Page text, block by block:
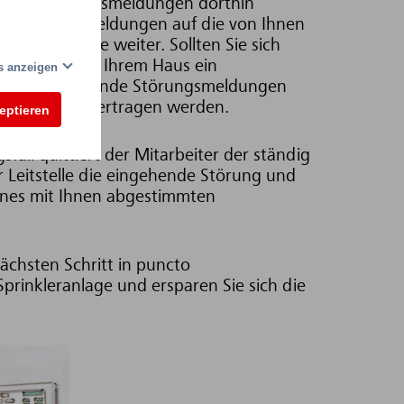
anzeigen
von Störungsmeldungen dorthin
wir die Meldungen auf die von Ihnen
Leitstelle weiter. Sollten Sie sich
wir in Ihrem Haus ein
auflaufende Störungsmeldungen
Leitstelle übertragen werden.
quittiert der Mitarbeiter der ständig
Leitstelle die eingehende Störung und
mit Ihnen abgestimmten
Schritt in puncto
und ersparen Sie sich die